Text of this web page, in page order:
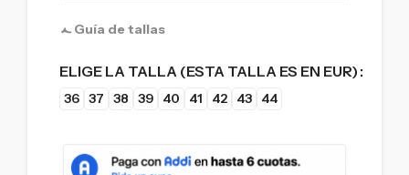
Guía de tallas
ELIGE LA TALLA (ESTA TALLA ES EN EUR)
36 37 38 39 40 41 42 43 44